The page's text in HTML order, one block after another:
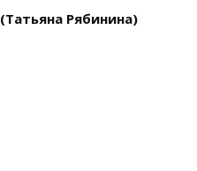
Рябинина)